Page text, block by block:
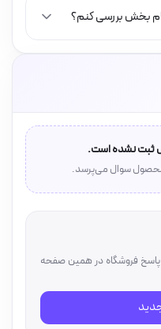
بخش بررسی کنم؟
ثبت نشده است.
محصول سوال می‌پرسد.
فروشگاه در همین صفحه